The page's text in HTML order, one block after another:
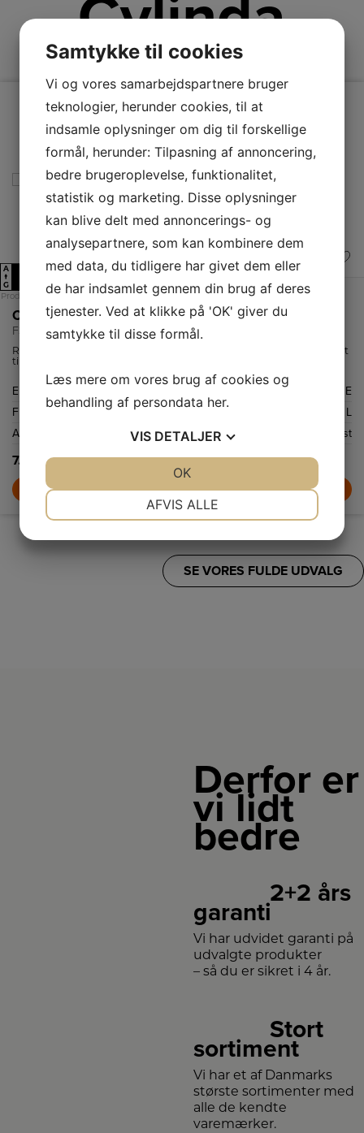
Cylinda
A
↑
G
Produktdatablad
Cylinda Fryseskab
F3485NEHE
Rummelig fryser fra Cylinda med automatisk afrimning og kapacitet
til 280 liter.
Energiklasse
E
Frysekapacitet netto
280 L
Afrimningssystem
NoFrost
7.099,-
LÆG I KURV
SE VORES FULDE UDVALG
Derfor er
vi lidt
bedre
2+2 års
garanti
Vi har udvidet garanti på
udvalgte produkter
– så du er sikret i 4 år.
Stort
sortiment
Vi har et af Danmarks
største sortimenter med
alle de kendte
varemærker.
Samtykke til cookies
Vi og vores samarbejdspartnere bruger
teknologier, herunder cookies, til at
indsamle oplysninger om dig til forskellige
formål, herunder: Tilpasning af annoncering,
bedre brugeroplevelse, funktionalitet,
statistik og marketing. Disse oplysninger
kan blive delt med annoncerings- og
analysepartnere, som kan kombinere dem
med data, du tidligere har givet dem eller
de har indsamlet gennem din brug af deres
tjenester. Ved at klikke på 'OK' giver du
samtykke til disse formål.
Læs mere om vores brug af cookies og
behandling af persondata her.
VIS DETALJER
STATISTIK
AFVIS ALLE
OK